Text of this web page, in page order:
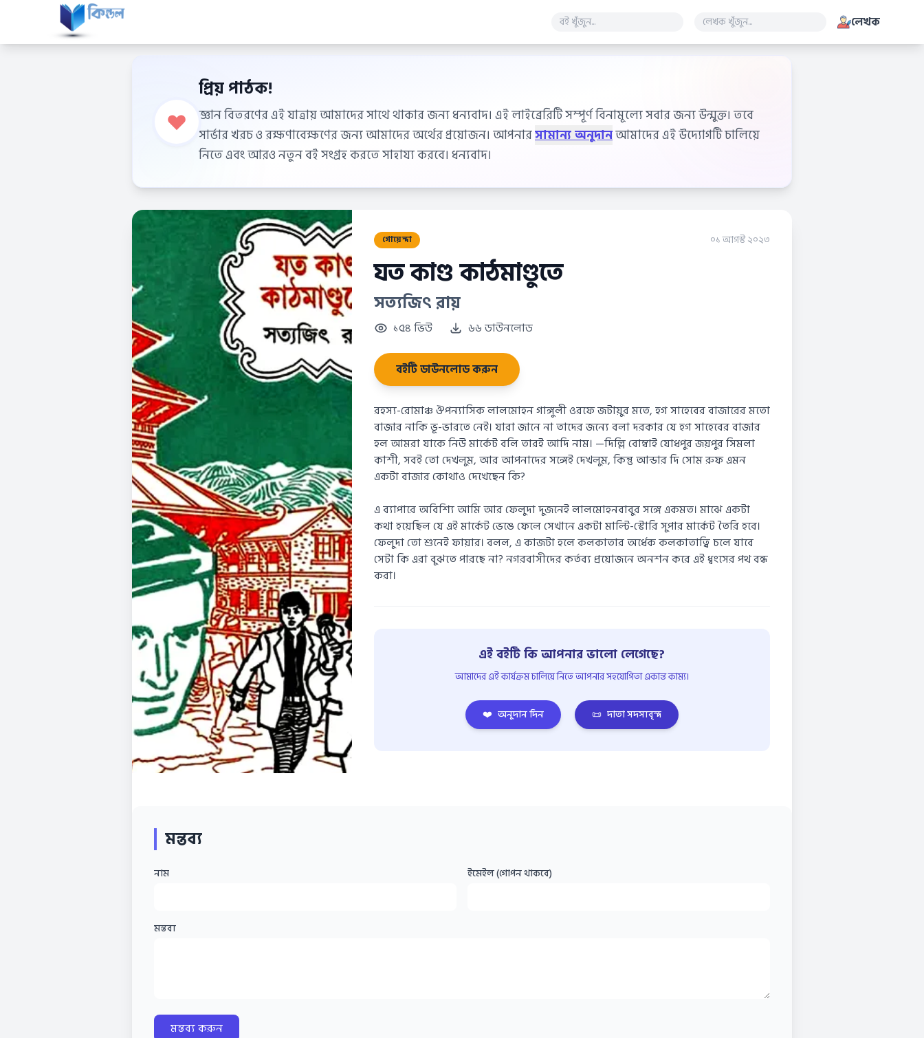
লেখক
প্রিয় পাঠক!
জ্ঞান বিতরণের এই যাত্রায় আমাদের সাথে থাকার জন্য ধন্যবাদ। এই লাইব্রেরিটি সম্পূর্ণ বিনামূল্যে সবার জন্য উন্মুক্ত। তবে
সার্ভার খরচ ও রক্ষণাবেক্ষণের জন্য আমাদের অর্থের প্রয়োজন। আপনার
সামান্য অনুদানআমাদের এই উদ্যোগটি চালিয়ে
নিতে এবং আরও নতুন বই সংগ্রহ করতে সাহায্য করবে। ধন্যবাদ।
গোয়েন্দা ০১ আগস্ট ২০২৩
যত কাণ্ড কাঠমাণ্ডুতে
সত্যজিৎ রায়
১৫৪ ভিউ ৬৬ ডাউনলোড
বইটি ডাউনলোড করুন
রহস্য-রোমাঞ্চ ঔপন্যাসিক লালমোহন গাঙ্গুলী ওরফে জটায়ুর মতে, হগ সাহেবের বাজারের মতো
বাজার নাকি ভূ-ভারতে নেই। যারা জানে না তাদের জন্যে বলা দরকার যে হগ সাহেবের বাজার
হল আমরা যাকে নিউ মার্কেট বলি তারই আদি নাম। —দিল্লি বোম্বাই যোধপুর জয়পুর সিমলা
কাশী, সবই তো দেখলুম, আর আপনাদের সঙ্গেই দেখলুম, কিন্তু আন্ডার দি সোম রুফ এমন
একটা বাজার কোথাও দেখেছেন কি?
এ ব্যাপারে অবিশ্যি আমি আর ফেলুদা দুজনেই লালমোহনবাবুর সঙ্গে একমত। মাঝে একটা
কথা হয়েছিল যে এই মার্কেট ভেঙে ফেলে সেখানে একটা মাল্টি-স্টোরি সুপার মার্কেট তৈরি হবে।
ফেলুদা তো শুনেই ফায়ার। বলল, এ কাজটা হলে কলকাতার অর্ধেক কলকাতাত্বি চলে যাবে
সেটা কি এরা বুঝতে পারছে না? নগরবাসীদের কর্তব্য প্রয়োজনে অনশন করে এই ধ্বংসের পথ বন্ধ
করা।
এই বইটি কি আপনার ভালো লেগেছে?
আমাদের এই কার্যক্রম চালিয়ে নিতে আপনার সহযোগিতা একান্ত কাম্য।
❤️ অনুদান দিন 📜 দাতা সদস্যবৃন্দ
মন্তব্য
নাম ইমেইল (গোপন থাকবে)
মন্তব্য
মন্তব্য করুন